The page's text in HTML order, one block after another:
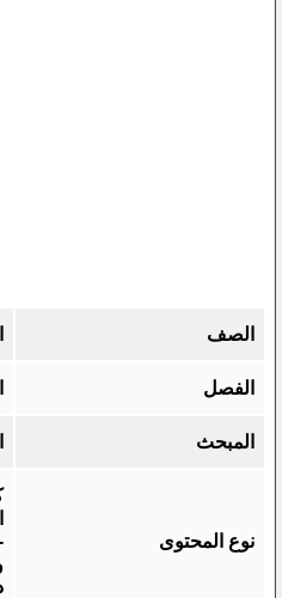
الصف
الفصل
المبحث
نوع المحتوى